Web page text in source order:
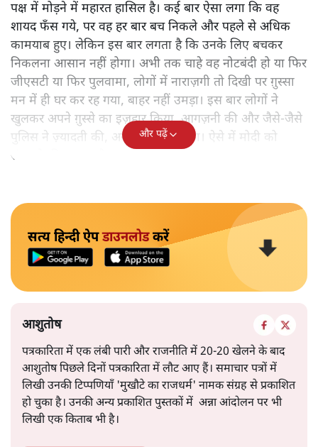
पक्ष में मोड़ने में महारत हासिल है। कई बार ऐसा लगा कि वह
शायद फँस गये, पर वह हर बार बच निकले और पहले से अधिक
कामयाब हुए। लेकिन इस बार लगता है कि उनके लिए बचकर
निकलना आसान नहीं होगा। अभी तक चाहे वह नोटबंदी हो या फिर
जीएसटी या फिर पुलवामा, लोगों में नाराज़गी तो दिखी पर ग़ुस्सा
मन में ही घर कर रह गया, बाहर नहीं उमड़ा। इस बार लोगों ने
खुलकर अपने ग़ुस्से का इज़हार किया, आगज़नी की और जैसे-जैसे
पुलिस ने ज़्यादती की, असंतोष और भड़का। ऐसे में मोदी को
संभलने की ज़रूरत है।
और पढ़ें
सत्य हिन्दी ऐपडाउनलोडकरें
आशुतोष
पत्रकारिता में एक लंबी पारी और राजनीति में 20-20 खेलने के बाद
आशुतोष पिछले दिनों पत्रकारिता में लौट आए हैं। समाचार पत्रों में
लिखी उनकी टिप्पणियाँ 'मुखौटे का राजधर्म' नामक संग्रह से प्रकाशित
हो चुका है। उनकी अन्य प्रकाशित पुस्तकों में अन्ना आंदोलन पर भी
लिखी एक किताब भी है।